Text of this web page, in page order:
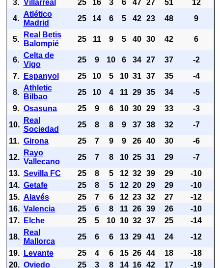
3. Villarreal 25 16 3 6 47 27 51
12
4.
Atlético
Madrid
25 14 6 5 42 23 48 9
5.
Real Betis
Balompié
25 11 9 5 40 30 42 6
6.
Celta de
Vigo
25 9 10 6 34 27 37
-2
7.
Espanyol 25 10 5 10 31 37 35
-4
8.
Athletic
Bilbao
25 10 4 11 29 35 34
-5
9. Osasuna 25 9 6 10 30 29 33
-3
10.
Real
Sociedad
25 8 8 9 37 38 32
-7
11. Girona 25 7 9 9 26 40 30
-6
12.
Rayo
Vallecano
25 7 8 10 25 31 29
-7
13. Sevilla FC 25 8 5 12 32 39 29
-10
14. Getafe 25 8 5 12 20 29 29
-10
15. Alavés 25 7 6 12 23 32 27
-12
16. Valencia 25 6 8 11 26 39 26
-10
17.
Elche 25 5 10 10 32 37 25
-14
18.
Real
Mallorca
25 6 6 13 29 41 24
-12
19.
Levante 25 4 6 15 26 44 18
-18
20. Oviedo 25 3 8 14 16 42 17 -19